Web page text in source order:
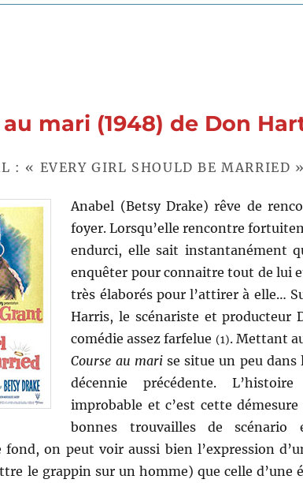
au mari (1948) de Don
: « EVERY GIRL SHOULD BE MARRIED »
Anabel (Betsy Drake) rêve de
foyer. Lorsqu’elle rencontre
endurci, elle sait instantanément
enquêter pour connaitre tout de lui
très élaborés pour l’attirer à elle…
Harris, le scénariste et producteur
comédie assez farfelue (1). Mettant
Course au marise situe un peu dans
décennie précédente.
improbable et c’est cette
bonnes trouvailles de scénario
on peut voir aussi bien l’expression
le grappin sur un homme) que celle d’une